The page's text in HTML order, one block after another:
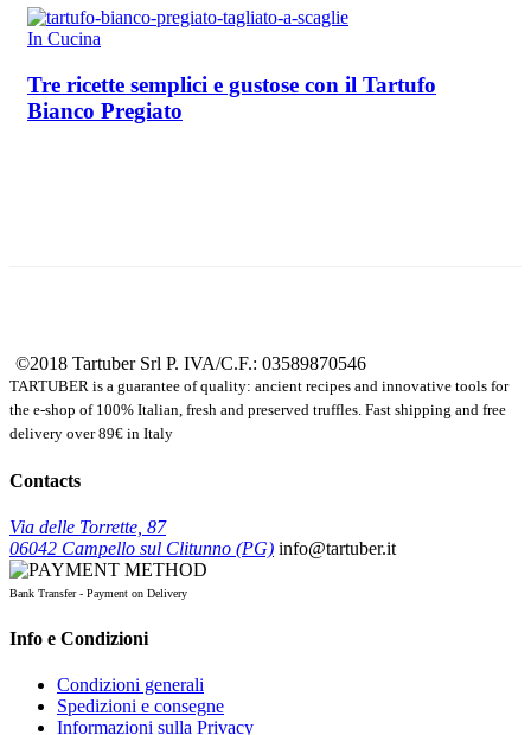
In Cucina
Tre ricette semplici e gustose con il Tartufo
Bianco Pregiato
©2018 Tartuber Srl P. IVA/C.F.: 03589870546
TARTUBER is a guarantee of quality: ancient recipes and innovative tools for
the e-shop of 100% Italian, fresh and preserved truffles. Fast shipping and free
delivery over 89€ in Italy
Contacts
Via delle Torrette, 87
06042 Campello sul Clitunno (PG) info@tartuber.it
Bank Transfer - Payment on Delivery
Info e Condizioni
Condizioni generali
Spedizioni e consegne
Informazioni sulla Privacy